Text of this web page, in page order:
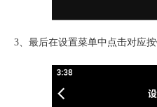
3、最后在设置菜单中点击对应